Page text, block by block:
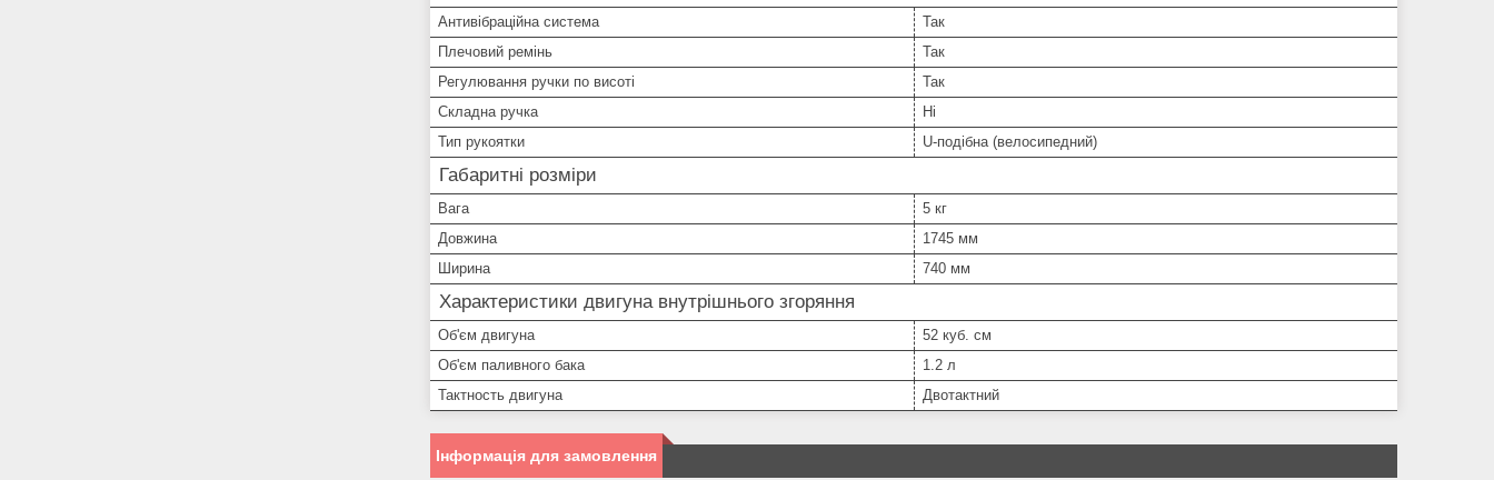
Антивібраційна система
Так
Плечовий ремінь
Так
Регулювання ручки по висоті
Так
Складна ручка
Ні
Тип рукоятки
U-подібна (велосипедний)
Габаритні розміри
Вага
5 кг
Довжина
1745 мм
Ширина
740 мм
Характеристики двигуна внутрішнього згоряння
Об'єм двигуна
52 куб. см
Об'єм паливного бака
1.2 л
Тактность двигуна
Двотактний
Інформація для замовлення